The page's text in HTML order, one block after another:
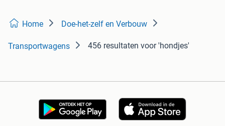
Home Doe-het-zelf en Verbouw
Transportwagens 456 resultaten voor 'hondjes'